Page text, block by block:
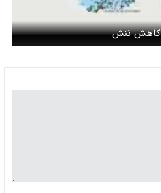
کاهش تنش